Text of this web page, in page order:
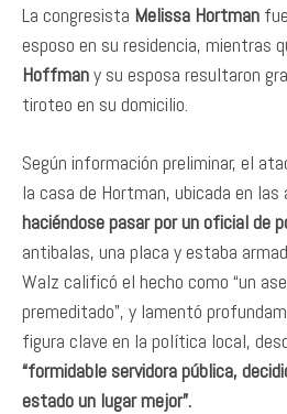
La congresista Melissa Hortman
esposo en su residencia, mientras
Hoffmany su esposa resultaron
tiroteo en su domicilio.
Según información preliminar, el
la casa de Hortman, ubicada en
haciéndose pasar por un oficial de
antibalas, una placa y estaba
Walz calificó el hecho como “un
premeditado”, y lamentó
figura clave en la política local,
“formidable servidora pública,
estado un lugar mejor”.